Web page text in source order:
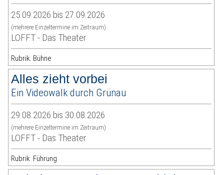
25.09.2026 bis 27.09.2026
(mehrere Einzeltermine im Zeitraum)
LOFFT - Das Theater
Rubrik: Bühne
Alles zieht vorbei
Ein Videowalk durch Grünau
29.08.2026 bis 30.08.2026
(mehrere Einzeltermine im Zeitraum)
LOFFT - Das Theater
Rubrik: Führung